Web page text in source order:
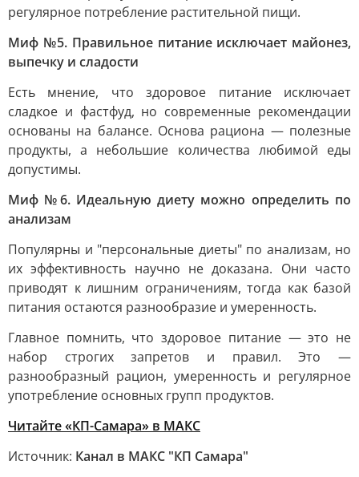
регулярное потребление растительной пищи.
Миф №5. Правильное питание исключает майонез,
выпечку и сладости
Есть мнение, что здоровое питание исключает
сладкое и фастфуд, но современные рекомендации
основаны на балансе. Основа рациона — полезные
продукты, а небольшие количества любимой еды
допустимы.
Миф №6. Идеальную диету можно определить по
анализам
Популярны и "персональные диеты" по анализам, но
их эффективность научно не доказана. Они часто
приводят к лишним ограничениям, тогда как базой
питания остаются разнообразие и умеренность.
Главное помнить, что здоровое питание — это не
набор строгих запретов и правил. Это —
разнообразный рацион, умеренность и регулярное
употребление основных групп продуктов.
Читайте «КП-Самара» в МАКС
Источник: Канал в МАКС "КП Самара"